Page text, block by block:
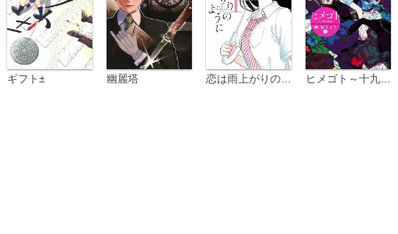
ギフト± 幽麗塔 ヒメゴト～十九歳の制服～